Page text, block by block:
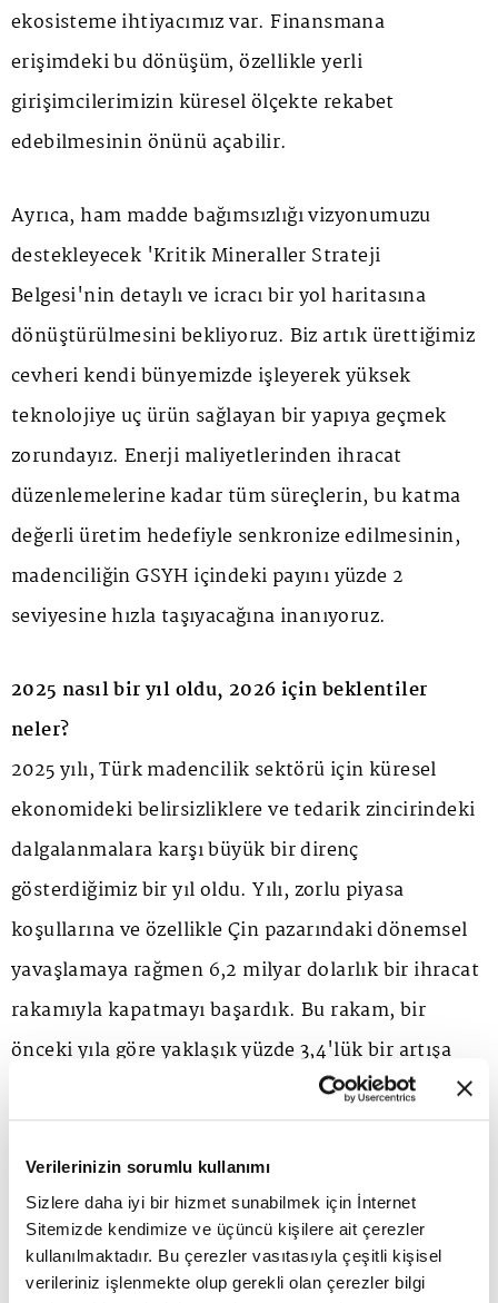
Verilerinizin sorumlu kullanımı
Sizlere daha iyi bir hizmet sunabilmek için İnternet
Sitemizde kendimize ve üçüncü kişilere ait çerezler
kullanılmaktadır. Bu çerezler vasıtasıyla çeşitli kişisel
verileriniz işlenmekte olup gerekli olan çerezler bilgi
ekosisteme ihtiyacımız var. Finansmana
erişimdeki bu dönüşüm, özellikle yerli
girişimcilerimizin küresel ölçekte rekabet
edebilmesinin önünü açabilir.
Ayrıca, ham madde bağımsızlığı vizyonumuzu
destekleyecek 'Kritik Mineraller Strateji
Belgesi'nin detaylı ve icracı bir yol haritasına
dönüştürülmesini bekliyoruz. Biz artık ürettiğimiz
cevheri kendi bünyemizde işleyerek yüksek
teknolojiye uç ürün sağlayan bir yapıya geçmek
zorundayız. Enerji maliyetlerinden ihracat
düzenlemelerine kadar tüm süreçlerin, bu katma
değerli üretim hedefiyle senkronize edilmesinin,
madenciliğin GSYH içindeki payını yüzde 2
seviyesine hızla taşıyacağına inanıyoruz.
2025 nasıl bir yıl oldu, 2026 için beklentiler
neler?
2025 yılı, Türk madencilik sektörü için küresel
ekonomideki belirsizliklere ve tedarik zincirindeki
dalgalanmalara karşı büyük bir direnç
gösterdiğimiz bir yıl oldu. Yılı, zorlu piyasa
koşullarına ve özellikle Çin pazarındaki dönemsel
yavaşlamaya rağmen 6,2 milyar dolarlık bir ihracat
rakamıyla kapatmayı başardık. Bu rakam, bir
önceki yıla göre yaklaşık yüzde 3,4'lük bir artışa
işaret ediyor. Ancak bizim asıl odak noktamız
dönüşümüydü. 2025'te Enerji ve Tabii Kaynaklar
Bakanlığımızın öncülüğünde atılan mevzuat
sadeleşme adımları ve bizim Türkiye Madenciler
Derneği olarak başlattığımız 'Sorumlu Madencilik